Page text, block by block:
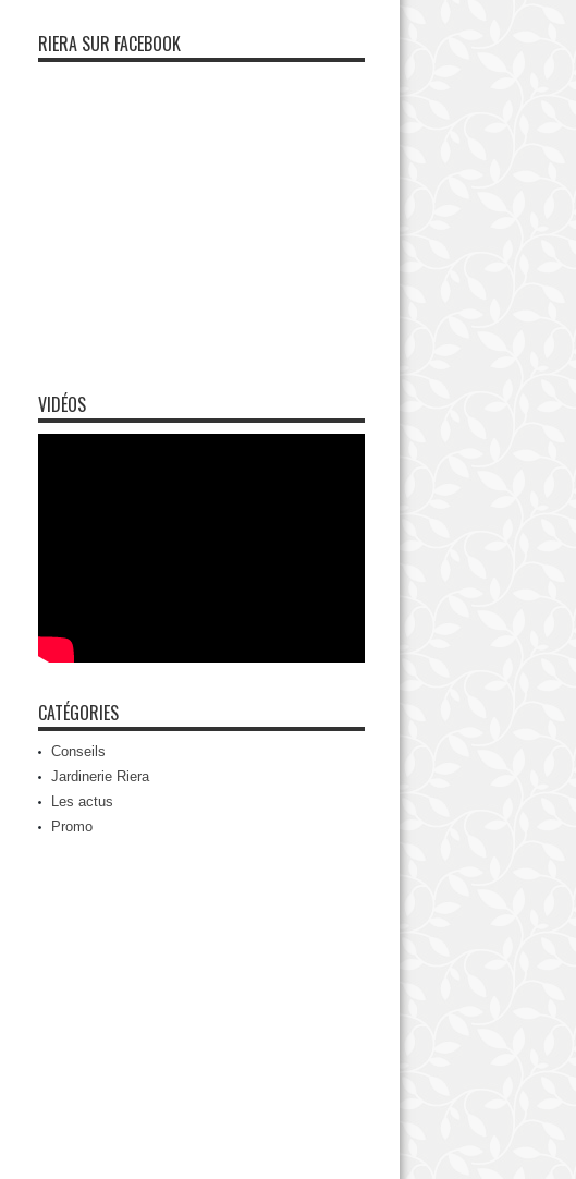
RIERA SUR FACEBOOK
VIDÉOS
CATÉGORIES
Conseils
Jardinerie Riera
Les actus
Promo